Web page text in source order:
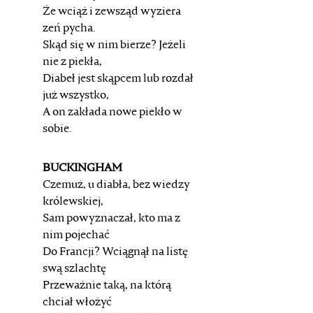
Że wciąż i zewsząd wyziera
zeń pycha.
Skąd się w nim bierze? Jeżeli
nie z piekła,
Diabeł jest skąpcem lub rozdał
już wszystko,
A on zakłada nowe piekło w
sobie.
BUCKINGHAM
Czemuż, u diabła, bez wiedzy
królewskiej,
Sam powyznaczał, kto ma z
nim pojechać
Do Francji? Wciągnął na listę
swą szlachtę
Przeważnie taką, na którą
chciał włożyć